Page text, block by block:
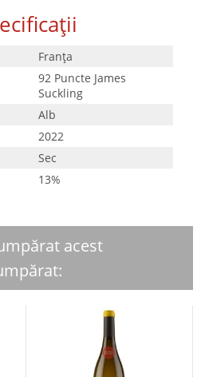
Franţa
92 Puncte James
Suckling
Alb
2022
Sec
13%
acest